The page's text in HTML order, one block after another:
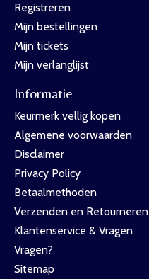
Registreren
Mijn bestellingen
Mijn tickets
Mijn verlanglijst
Informatie
Keurmerk vellig kopen
Algemene voorwaarden
Disclaimer
Privacy Policy
Betaalmethoden
Verzenden en Retourneren
Klantenservice & Vragen
Vragen?
Sitemap